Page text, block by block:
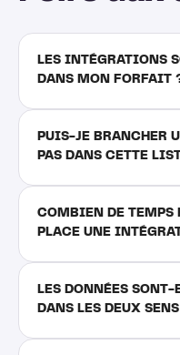
LES INTÉGRATIONS
DANS MON FORFAIT
PUIS-JE BRANCHER
PAS DANS CETTE
COMBIEN DE TEMPS
PLACE UNE
LES DONNÉES
DANS LES DEUX